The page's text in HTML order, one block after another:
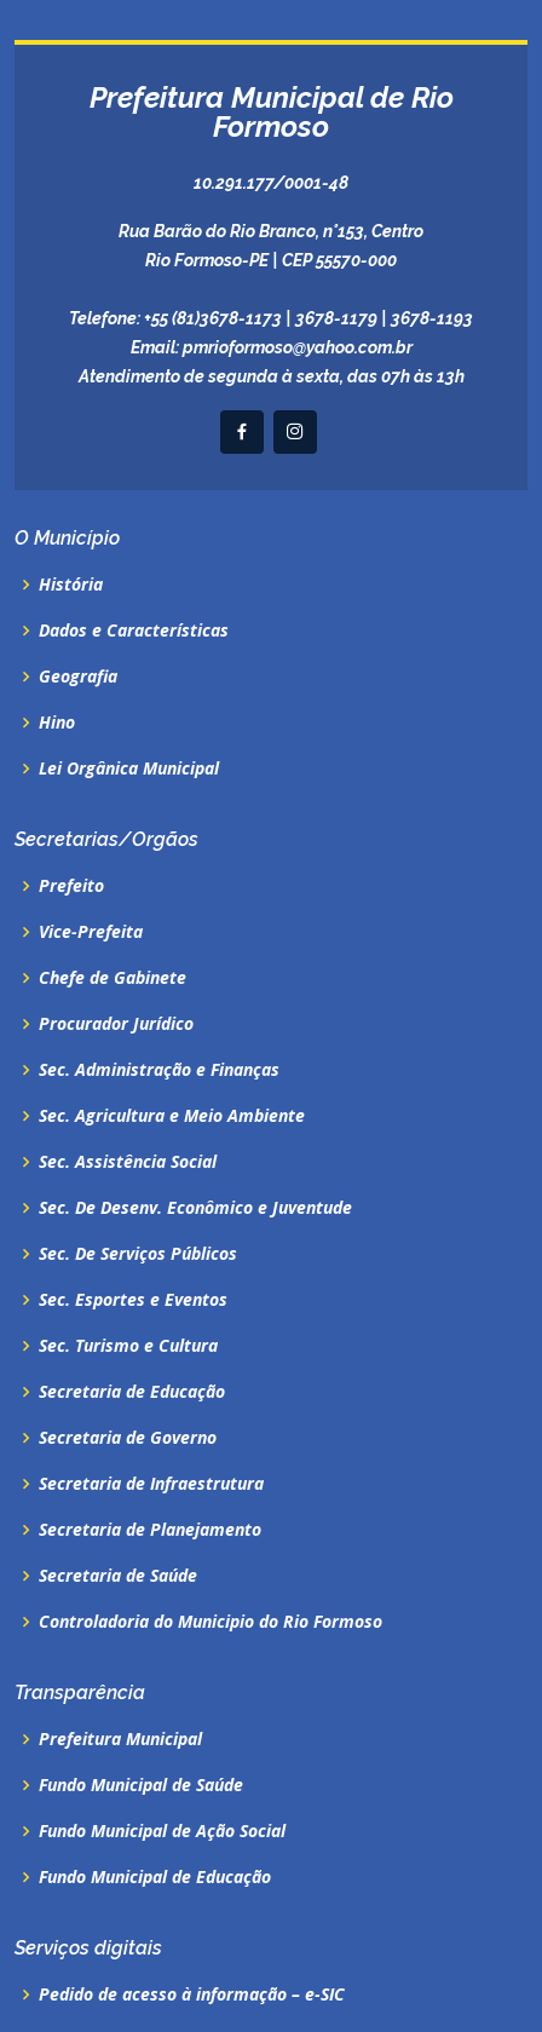
Prefeitura Municipal de Rio
Formoso
10.291.177/0001-48
Rua Barão do Rio Branco, n°153, Centro
Rio Formoso-PE | CEP 55570-000
Telefone:+55 (81)3678-1173 | 3678-1179 | 3678-1193
Email:pmrioformoso@yahoo.com.br
Atendimento de segunda à sexta, das 07h às 13h
O Município
História
Dados e Características
Geografia
Hino
Lei Orgânica Municipal
Secretarias/Orgãos
Prefeito
Vice-Prefeita
Chefe de Gabinete
Procurador Jurídico
Sec. Administração e Finanças
Sec. Agricultura e Meio Ambiente
Sec. Assistência Social
Sec. De Desenv. Econômico e Juventude
Sec. De Serviços Públicos
Sec. Esportes e Eventos
Sec. Turismo e Cultura
Secretaria de Educação
Secretaria de Governo
Secretaria de Infraestrutura
Secretaria de Planejamento
Secretaria de Saúde
Controladoria do Municipio do Rio Formoso
Transparência
Prefeitura Municipal
Fundo Municipal de Saúde
Fundo Municipal de Ação Social
Fundo Municipal de Educação
Serviços digitais
Pedido de acesso à informação – e-SIC